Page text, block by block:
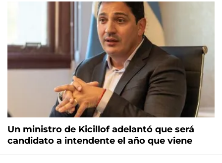
Un ministro de Kicillof adelantó que será
candidato a intendente el año que viene